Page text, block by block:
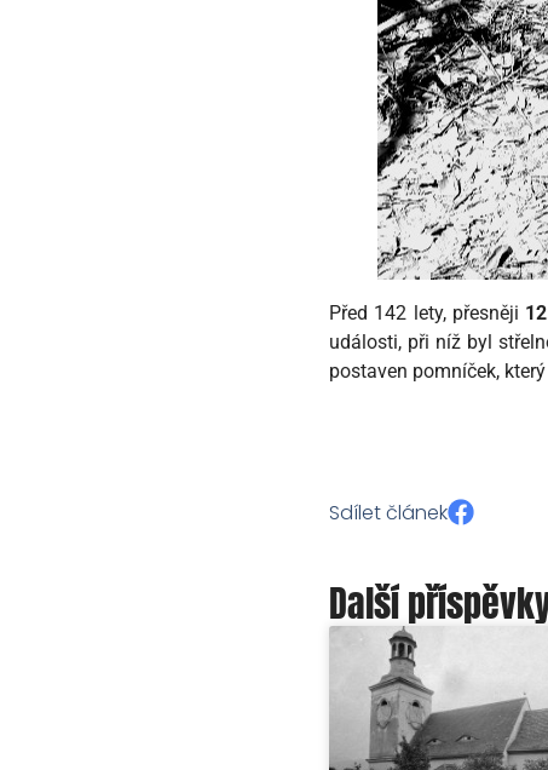
Před 142 lety, přesněji
události, při níž byl
postaven pomníček,
Sdílet článek
Další